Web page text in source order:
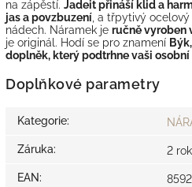
na zápěstí. Jadeit přináší klid a
jas a povzbuzení , a třpytivý
nádech. Náramek je ručně vyroben
je originál. Hodí se pro znamení
doplněk, který podtrhne vaši
Doplňkové parametry
Kategorie:
Záruka: 2
EAN: